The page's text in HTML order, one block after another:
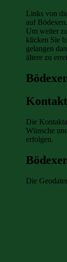
Links von
auf
Um weiter
klicken Sie
gelangen
ältere zu
Kontakt
Die
Wünsche
erfolgen.
Die